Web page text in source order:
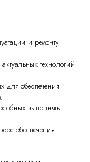
и ремонту
технологий
для обеспечения
выполнять
обеспечения